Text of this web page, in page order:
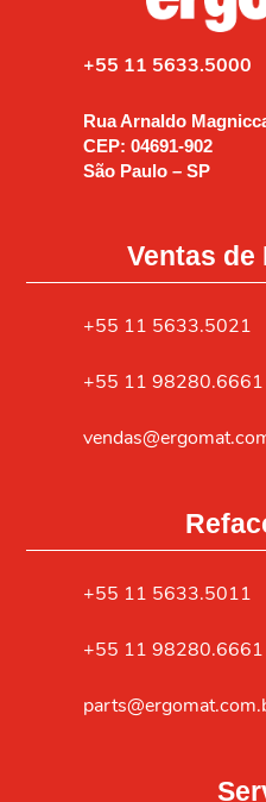
+55 11 5633.5000
Rua Arnaldo
CEP: 04691-902
São Paulo – SP
Ventas de
+55 11 5633.5021
+55 11 98280.6661
+55 11 5633.5011
+55 11 98280.6661